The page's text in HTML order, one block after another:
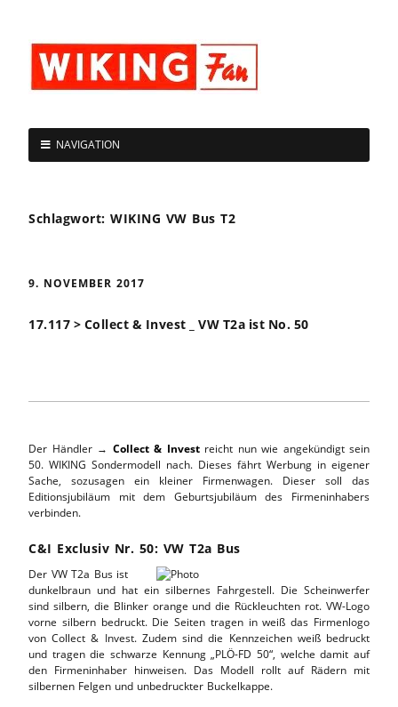
NAVIGATION
Schlagwort: WIKING VW Bus T2
9. NOVEMBER 2017
17.117 > Collect & Invest _ VW T2a ist No. 50
Der Händler → Collect & Investreicht nun wie angekündigt sein
50. WIKING Sondermodell nach. Dieses fährt Werbung in eigener
Sache, sozusagen ein kleiner Firmenwagen. Dieser soll das
Editionsjubiläum mit dem Geburtsjubiläum des Firmeninhabers
verbinden.
C&I Exclusiv Nr. 50: VW T2a Bus
Der VW T2a Bus ist
dunkelbraun und hat ein silbernes Fahrgestell. Die Scheinwerfer
sind silbern, die Blinker orange und die Rückleuchten rot. VW-Logo
vorne silbern bedruckt. Die Seiten tragen in weiß das Firmenlogo
von Collect & Invest. Zudem sind die Kennzeichen weiß bedruckt
und tragen die schwarze Kennung „PLÖ-FD 50“, welche damit auf
den Firmeninhaber hinweisen. Das Modell rollt auf Rädern mit
silbernen Felgen und unbedruckter Buckelkappe.